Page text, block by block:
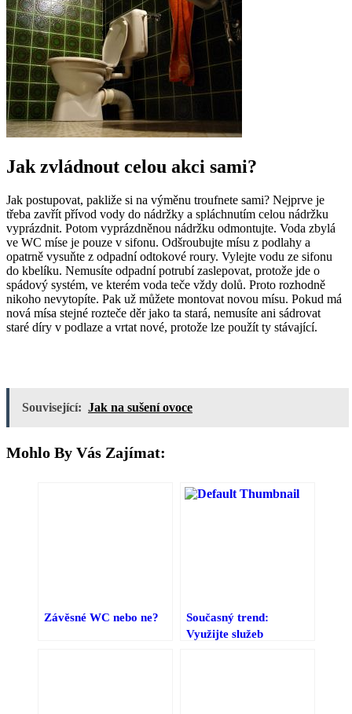
Jak zvládnout celou akci sami?
Jak postupovat, pakliže si na výměnu troufnete sami? Nejprve je
třeba zavřít přívod vody do nádržky a spláchnutím celou nádržku
vyprázdnit. Potom vyprázdněnou nádržku odmontujte. Voda zbylá
ve WC míse je pouze v sifonu. Odšroubujte mísu z podlahy a
opatrně vysuňte z odpadní odtokové roury. Vylejte vodu ze sifonu
do kbelíku. Nemusíte odpadní potrubí zaslepovat, protože jde o
spádový systém, ve kterém voda teče vždy dolů. Proto rozhodně
nikoho nevytopíte. Pak už můžete montovat novou mísu. Pokud má
nová mísa stejné rozteče děr jako ta stará, nemusíte ani sádrovat
staré díry v podlaze a vrtat nové, protože lze použít ty stávající.
Související: Jak na sušení ovoce
Mohlo By Vás Zajímat:
Závěsné WC nebo ne?
Současný trend:
Využijte služeb